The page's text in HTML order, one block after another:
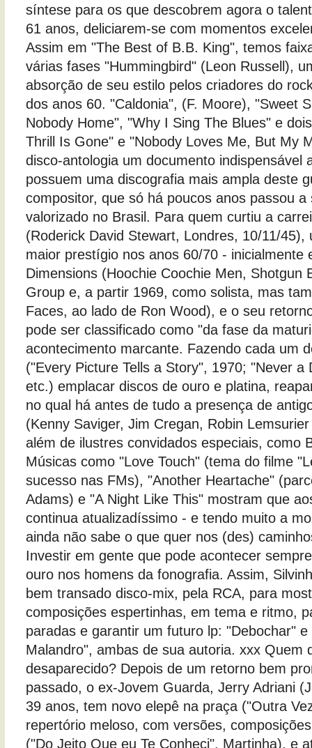
síntese para os que descobrem agora o
61 anos, deliciarem-se com momentos
Assim em "The Best of B.B. King", temos
várias fases "Hummingbird" (Leon Russell),
absorção de seu estilo pelos criadores do
dos anos 60. "Caldonia", (F. Moore), "Sweet
Nobody Home", "Why I Sing The Blues" e
Thrill Is Gone" e "Nobody Loves Me, But My
disco-antologia um documento indispensável
possuem uma discografia mais ampla deste
compositor, que só há poucos anos passou a
valorizado no Brasil. Para quem curtiu a
(Roderick David Stewart, Londres, 10/11/45),
maior prestígio nos anos 60/70 - inicialmente
Dimensions (Hoochie Coochie Men, Shotgun
Group e, a partir 1969, como solista, mas
Faces, ao lado de Ron Wood), e o seu
pode ser classificado como "da fase da
acontecimento marcante. Fazendo cada um
("Every Picture Tells a Story", 1970; "Never a
etc.) emplacar discos de ouro e platina,
no qual há antes de tudo a presença de
(Kenny Saviger, Jim Cregan, Robin
além de ilustres convidados especiais, como
Músicas como "Love Touch" (tema do filme
sucesso nas FMs), "Another Heartache"
Adams) e "A Night Like This" mostram que
continua atualizadíssimo - e tendo muito a
ainda não sabe o que quer nos (des)
Investir em gente que pode acontecer
ouro nos homens da fonografia. Assim,
bem transado disco-mix, pela RCA, para
composições espertinhas, em tema e ritmo,
paradas e garantir um futuro lp: "Debochar" e
Malandro", ambas de sua autoria. xxx Quem
desaparecido? Depois de um retorno bem
passado, o ex-Jovem Guarda, Jerry Adriani
39 anos, tem novo elepê na praça ("Outra
repertório meloso, com versões,
("Do Jeito Que eu Te Conheci", Martinha), e